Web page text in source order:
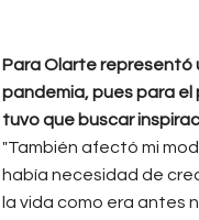
Para Olarte representó
pandemia, pues para
tuvo que buscar
"También afectó mi
había necesidad de
la vida como era antes